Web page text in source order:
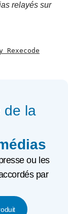
relayés sur
de la
ou les
par